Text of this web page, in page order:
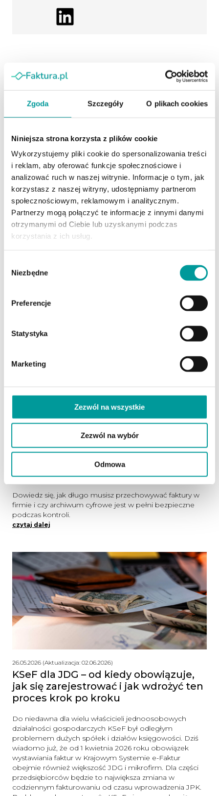
Zgoda Szczegóły O plikach cookies
Niniejsza strona korzysta z plików cookie
Wykorzystujemy pliki cookie do spersonalizowania treści
i reklam, aby oferować funkcje społecznościowe i
analizować ruch w naszej witrynie. Informacje o tym, jak
korzystasz z naszej witryny, udostępniamy partnerom
społecznościowym, reklamowym i analitycznym.
Partnerzy mogą połączyć te informacje z innymi danymi
otrzymanymi od Ciebie lub uzyskanymi podczas
korzystania z ich usług.
zgody
Niezbędne
Preferencje
Statystyka
Marketing
Zezwól na wszystkie
Zezwól na wybór
Odmowa
27.07.2026
Zbiorcze księgowanie faktur z KSeF.
Mniej powtarzalnej pracy, więcej
kontroli
również odpowiednio zakwalifikować i zaksięgować. Gdy
w danym miesiącu pojawia się wiele dokumentów
rozliczanych według tych samych zasad, otwieranie
samych czynności.
30.06.2026 (Aktualizacja: 02.07.2026)
Obowiązek archiwizacji faktur – ile lat i
w jakiej formie przechowywać faktury
Dowiedz się, jak długo musisz przechowywać faktury w
firmie i czy archiwum cyfrowe jest w pełni bezpieczne
podczas kontroli.
czytaj dalej
26.05.2026 (Aktualizacja: 02.06.2026)
KSeF dla JDG – od kiedy obowiązuje,
jak się zarejestrować i jak wdrożyć ten
proces krok po kroku
Do niedawna dla wielu właścicieli jednoosobowych
działalności gospodarczych KSeF był odległym
problemem dużych spółek i działów księgowości. Dziś
wiadomo już, że od 1 kwietnia 2026 roku obowiązek
wystawiania faktur w Krajowym Systemie e-Faktur
obejmie również większość JDG i mikrofirm. Dla części
przedsiębiorców będzie to największa zmiana w
codziennym fakturowaniu od czasu wprowadzenia JPK.